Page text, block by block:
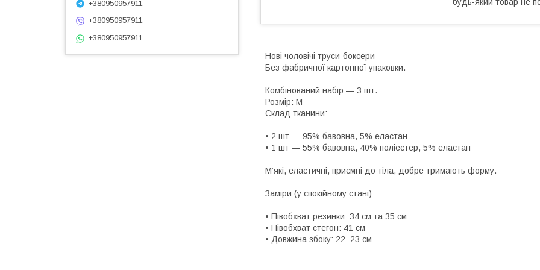
будь-який товар не
Нові чоловічі труси-боксери
Без фабричної картонної упаковки.
Комбінований набір — 3 шт.
Розмір: M
Склад тканини:
• 2 шт — 95% бавовна, 5% еластан
• 1 шт — 55% бавовна, 40% поліестер, 5% еластан
М’які, еластичні, приємні до тіла, добре тримають форму.
Заміри (у спокійному стані):
• Півобхват резинки: 34 см та 35 см
• Півобхват стегон: 41 см
• Довжина збоку: 22–23 см
+380950957911
+380950957911
+380950957911